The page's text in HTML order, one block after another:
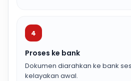
4
Proses ke bank
Dokumen diarahkan ke bank
kelayakan awal.